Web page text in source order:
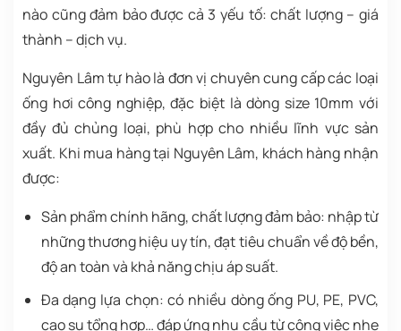
nào cũng đảm bảo được cả 3 yếu tố: chất lượng – giá
thành – dịch vụ.
Nguyên Lâm tự hào là đơn vị chuyên cung cấp các loại
ống hơi công nghiệp, đặc biệt là dòng size 10mm với
đầy đủ chủng loại, phù hợp cho nhiều lĩnh vực sản
xuất. Khi mua hàng tại Nguyên Lâm, khách hàng nhận
được:
Sản phẩm chính hãng, chất lượng đảm bảo: nhập từ
những thương hiệu uy tín, đạt tiêu chuẩn về độ bền,
độ an toàn và khả năng chịu áp suất.
Đa dạng lựa chọn: có nhiều dòng ống PU, PE, PVC,
cao su tổng hợp… đáp ứng nhu cầu từ công việc nhẹ